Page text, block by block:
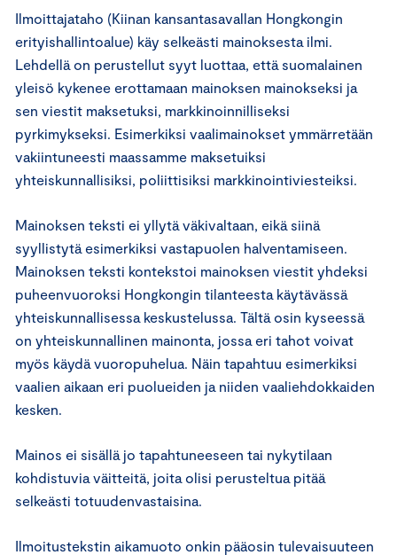
Ilmoittajataho (Kiinan kansantasavallan Hongkongin
erityishallintoalue) käy selkeästi mainoksesta ilmi.
Lehdellä on perustellut syyt luottaa, että suomalainen
yleisö kykenee erottamaan mainoksen mainokseksi ja
sen viestit maksetuksi, markkinoinnilliseksi
pyrkimykseksi. Esimerkiksi vaalimainokset ymmärretään
vakiintuneesti maassamme maksetuiksi
yhteiskunnallisiksi, poliittisiksi markkinointiviesteiksi.
Mainoksen teksti ei yllytä väkivaltaan, eikä siinä
syyllistytä esimerkiksi vastapuolen halventamiseen.
Mainoksen teksti kontekstoi mainoksen viestit yhdeksi
puheenvuoroksi Hongkongin tilanteesta käytävässä
yhteiskunnallisessa keskustelussa. Tältä osin kyseessä
on yhteiskunnallinen mainonta, jossa eri tahot voivat
myös käydä vuoropuhelua. Näin tapahtuu esimerkiksi
vaalien aikaan eri puolueiden ja niiden vaaliehdokkaiden
kesken.
Mainos ei sisällä jo tapahtuneeseen tai nykytilaan
kohdistuvia väitteitä, joita olisi perusteltua pitää
selkeästi totuudenvastaisina.
Ilmoitustekstin aikamuoto onkin pääosin tulevaisuuteen